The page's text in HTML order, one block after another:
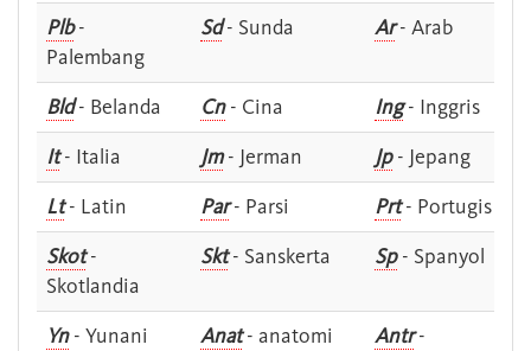
Plb-
Palembang
Sd- Sunda Ar- Arab
Bld- Belanda Cn- Cina Ing- Inggris
It- Italia Jm- Jerman Jp- Jepang
Lt- Latin Par- Parsi Prt- Portugis
Skot-
Skotlandia
Skt- Sanskerta Sp- Spanyol
Yn- Yunani Anat- anatomi Antr-